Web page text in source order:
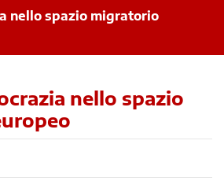
nello spazio migratorio
nello spazio